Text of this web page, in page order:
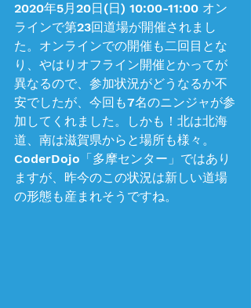
2020年5月20日(日) 10:00-11:00 オン
ラインで第23回道場が開催されまし
た。オンラインでの開催も二回目とな
り、やはりオフライン開催とかってが
異なるので、参加状況がどうなるか不
安でしたが、今回も7名のニンジャが参
加してくれました。しかも！北は北海
道、南は滋賀県からと場所も様々。
CoderDojo「多摩センター」ではあり
ますが、昨今のこの状況は新しい道場
の形態も産まれそうですね。